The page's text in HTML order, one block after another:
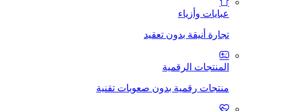
عبايات وأزياء
تجارة أنيقة بدون تعقيد
المنتجات الرقمية
منتجات رقمية بدون صعوبات تقنية